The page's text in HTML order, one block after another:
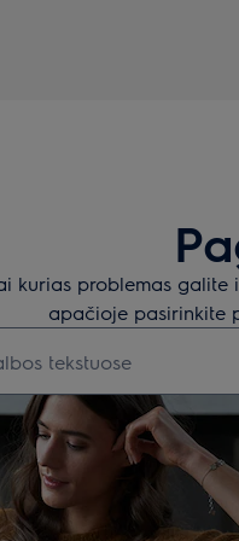
kurias problemas galite
apačioje pasirinkite